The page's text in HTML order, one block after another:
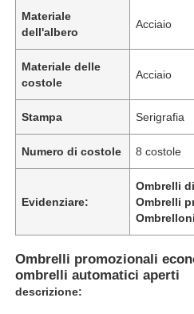
Prodotti
Materiale
dell'albero
Acciaio
Materiale delle
costole
Acciaio
Stampa Serigrafia
Numero di costole 8 costole
Evidenziare:
Ombrelli
Ombrelli
Ombrelli promozionali
ombrelli automatici aperti
descrizione: